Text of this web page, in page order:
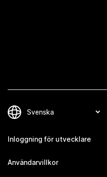
Inloggning för utvecklare
Användarvillkor